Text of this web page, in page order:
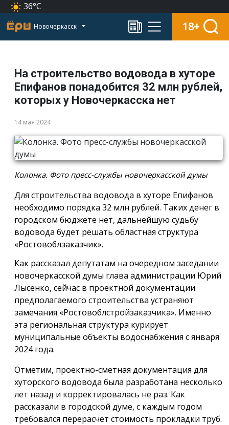
36°C
Новочеркасск 18+
На строительство водовода в хуторе
Епифанов понадобится 32 млн рублей,
которых у Новочеркасска нет
14 мая 2024
Колонка. Фото пресс-службы новочеркасской думы
Для строительства водовода в хуторе Епифанов
необходимо порядка 32 млн рублей. Таких денег в
городском бюджете нет, дальнейшую судьбу
водовода будет решать областная структура
«Ростовоблзаказчик».
Как рассказал депутатам на очередном заседании
новочеркасской думы глава администрации Юрий
Лысенко, сейчас в проектной документации
предполагаемого строительства устраняют
замечания «Ростовоблстройзаказчика». Именно
эта региональная структура курирует
муниципальные объекты водоснабжения с января
2024 года.
Отметим, проектно-сметная документация для
хуторского водовода была разработана несколько
лет назад и корректировалась не раз. Как
рассказали в городской думе, с каждым годом
требовался перерасчет стоимость прокладки труб.